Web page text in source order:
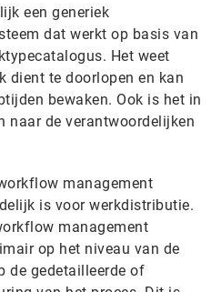
een generiek
dat werkt op basis van
Het weet
dient te doorlopen en kan
bewaken. Ook is het in
naar de verantwoordelijken
management
is voor werkdistributie.
management
op het niveau van de
de gedetailleerde of